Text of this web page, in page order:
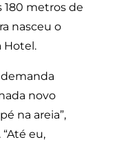
metros de
nasceu o
Hotel.
novo
na areia”,
eu,